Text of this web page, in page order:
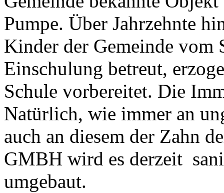
Pumpe. Über Jahrzehnte
Kinder der Gemeinde vom
Einschulung betreut,
Schule vorbereitet. Die
Natürlich, wie immer an
auch an diesem der Zahn
GMBH wird es derzeit
umgebaut.